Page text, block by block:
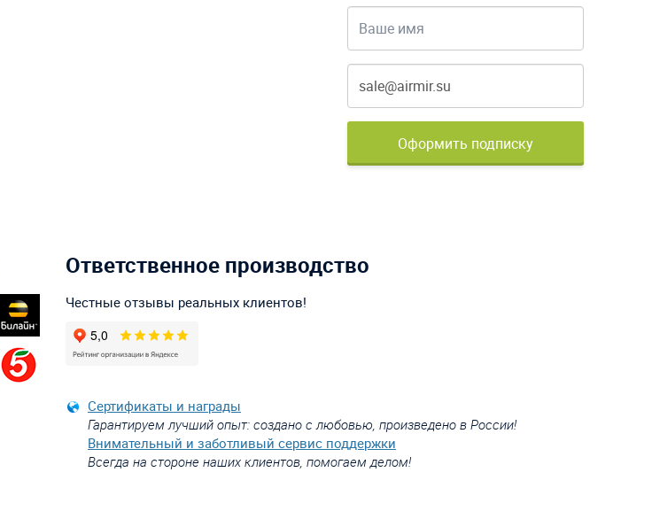
Оформить подписку
Ответственное производство
Честные отзывы реальных клиентов!
Сертификаты и награды
Гарантируем лучший опыт: создано с любовью, произведено в России!
Внимательный и заботливый сервис поддержки
Всегда на стороне наших клиентов, помогаем делом!